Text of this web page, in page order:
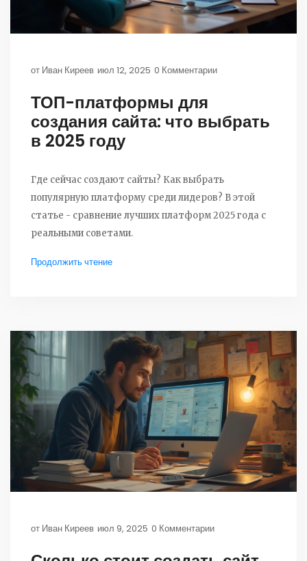
от Иван Киреев июл 12, 2025 0 Комментарии
ТОП-платформы для
создания сайта: что выбрать
в 2025 году
Где сейчас создают сайты? Как выбрать
популярную платформу среди лидеров? В этой
статье - сравнение лучших платформ 2025 года с
реальными советами.
Продолжить чтение
от Иван Киреев июл 9, 2025 0 Комментарии